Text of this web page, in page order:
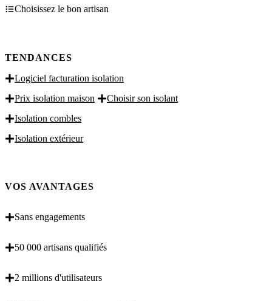
Choisissez le bon artisan
TENDANCES
Logiciel facturation isolation
Prix isolation maison
Choisir son isolant
Isolation combles
Isolation extérieur
VOS AVANTAGES
Sans engagements
50 000 artisans qualifiés
2 millions d'utilisateurs